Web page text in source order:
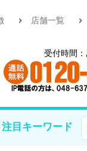
店舗一覧
受付時間
注目キーワード